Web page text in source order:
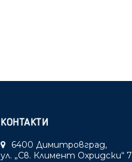
КОНТАКТИ
6400 Димитровград,
ул. „Св. Климент Охридски“ 7